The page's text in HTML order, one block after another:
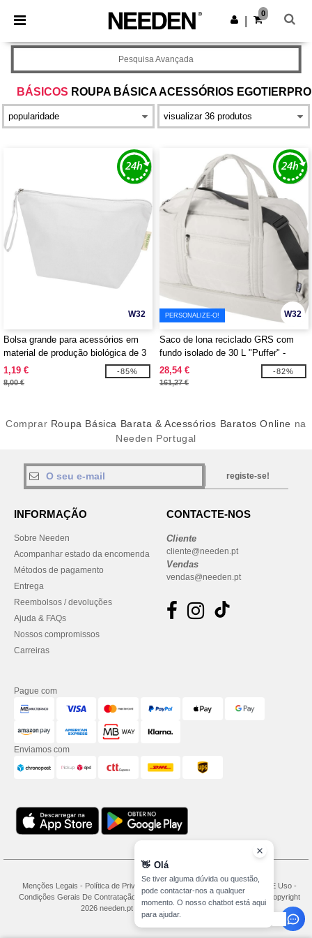
× App Needen
Melhores preços na app!
Obter app
0
BÁSICOS ROUPA BÁSICA ACESSÓRIOS EGOTIERPRO
Pesquisa Avançada
W32
Bolsa grande para acessórios em
material de produção biológica de 3
L e OCS de 180 g/m² "Odisha" -
EgotierPro 120785
1,19 €
8,00 €
-85%
W32
PERSONALIZE-O!
Saco de lona reciclado GRS com
fundo isolado de 30 L "Puffer" -
EgotierPro 130115
28,54 €
161,27 €
-82%
Comprar Roupa Básica Barata & Acessórios Baratos Online na
Needen Portugal
registe-se!
INFORMAÇÃO
Sobre Needen
Acompanhar estado da encomenda
Métodos de pagamento
Entrega
Reembolsos / devoluções
Ajuda & FAQs
Nossos compromissos
Carreiras
CONTACTE-NOS
Cliente
cliente@needen.pt
Vendas
vendas@needen.pt
Pague com
Enviamos com
Menções Legais - Política de Privacidade Condições Gerais De Acesso E Uso -
Condições Gerais De Contratação
- Mapa do Site
Copyright
2026 needen.pt - Todos os direitos reservados
👋 Olá
Se tiver alguma dúvida ou questão,
pode contactar-nos a qualquer
momento. O nosso chatbot está aqui
para ajudar.